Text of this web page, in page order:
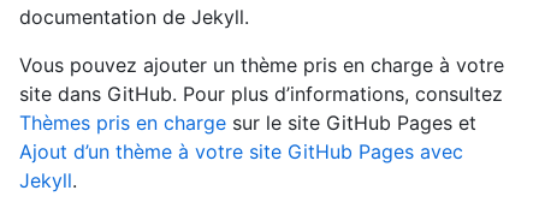
documentation de Jekyll.
Vous pouvez ajouter un thème pris en charge à votre
site dans GitHub. Pour plus d’informations, consultez
Thèmes pris en charge sur le site GitHub Pages et
Ajout d’un thème à votre site GitHub Pages avec
Jekyll.